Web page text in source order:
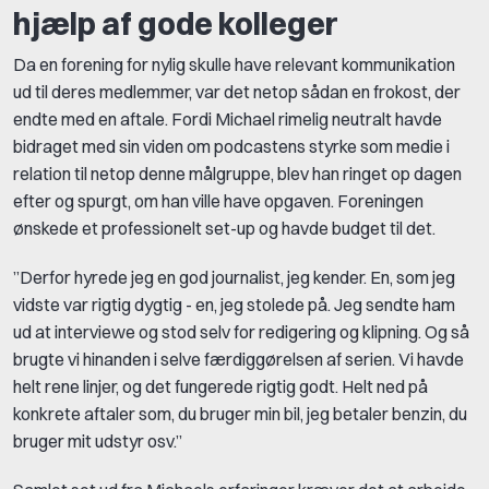
hjælp af gode kolleger
Da en forening for nylig skulle have relevant kommunikation
ud til deres medlemmer, var det netop sådan en frokost, der
endte med en aftale. Fordi Michael rimelig neutralt havde
bidraget med sin viden om podcastens styrke som medie i
relation til netop denne målgruppe, blev han ringet op dagen
efter og spurgt, om han ville have opgaven. Foreningen
ønskede et professionelt set-up og havde budget til det.
”Derfor hyrede jeg en god journalist, jeg kender. En, som jeg
vidste var rigtig dygtig - en, jeg stolede på. Jeg sendte ham
ud at interviewe og stod selv for redigering og klipning. Og så
brugte vi hinanden i selve færdiggørelsen af serien. Vi havde
helt rene linjer, og det fungerede rigtig godt. Helt ned på
konkrete aftaler som, du bruger min bil, jeg betaler benzin, du
bruger mit udstyr osv.”